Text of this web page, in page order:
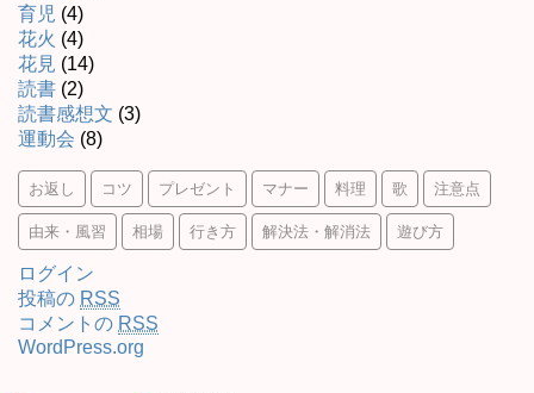
育児 (4)
花火 (4)
花見 (14)
読書 (2)
読書感想文 (3)
運動会 (8)
お返し コツ プレゼント マナー 料理 歌 注意点
由来・風習 相場 行き方 解決法・解消法 遊び方
ログイン
投稿の RSS
コメントの RSS
WordPress.org